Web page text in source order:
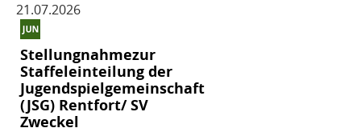
21.07.2026
Stellungnahmezur
Staffeleinteilung der
Jugendspielgemeinschaft
(JSG) Rentfort/ SV
Zweckel